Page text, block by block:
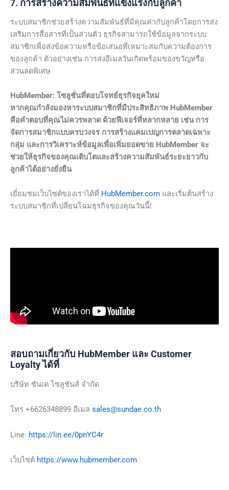
7. การสร้างความสัมพันธ์ที่แข็งแรงกับลูกค้า
ระบบสมาชิกช่วยสร้างความสัมพันธ์ที่มีคุณค่ากับลูกค้าโดยการส่ง
เสริมการสื่อสารที่เป็นส่วนตัว ธุรกิจสามารถใช้ข้อมูลจากระบบ
สมาชิกเพื่อส่งข้อความหรือข้อเสนอที่เหมาะสมกับความต้องการ
ของลูกค้า ตัวอย่างเช่น การส่งอีเมลวันเกิดพร้อมของขวัญหรือ
ส่วนลดพิเศษ
HubMember: โซลูชั่นที่ตอบโจทย์ธุรกิจยุคใหม่
หากคุณกำลังมองหาระบบสมาชิกที่มีประสิทธิภาพ HubMember
คือคำตอบที่คุณไม่ควรพลาด ด้วยฟีเจอร์ที่หลากหลาย เช่น การ
จัดการสมาชิกแบบครบวงจร การสร้างแคมเปญการตลาดเฉพาะ
กลุ่ม และการวิเคราะห์ข้อมูลเพื่อเพิ่มยอดขาย HubMember จะ
ช่วยให้ธุรกิจของคุณเติบโตและสร้างความสัมพันธ์ระยะยาวกับ
ลูกค้าได้อย่างยั่งยืน
เยี่ยมชมเว็บไซต์ของเราได้ที่ HubMember.com และเริ่มต้นสร้าง
ระบบสมาชิกที่เปลี่ยนโฉมธุรกิจของคุณวันนี้!
สอบถามเกี่ยวกับ HubMember และ Customer
Loyalty ได้ที่
บริษัท ซันเด โซลูชันส์ จำกัด
โทร +6626348899 อีเมล sales@sundae.co.th
Line: https://lin.ee/0pnYC4r
เว็บไซต์ https://www.hubmember.com